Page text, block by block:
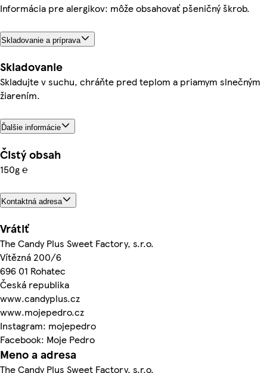
Informácia pre alergikov: môže obsahovať pšeničný škrob.
Skladovanie a príprava
Skladovanie
Skladujte v suchu, chráňte pred teplom a priamym slnečným
žiarením.
Ďalšie informácie
Čistý obsah
150g ℮
Kontaktná adresa
Vrátiť
The Candy Plus Sweet Factory, s.r.o.
Vítězná 200/6
696 01 Rohatec
Česká republika
www.candyplus.cz
www.mojepedro.cz
Instagram: mojepedro
Facebook: Moje Pedro
Meno a adresa
The Candy Plus Sweet Factory, s.r.o.